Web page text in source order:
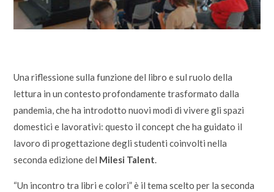
Una riflessione sulla funzione del libro e sul ruolo della
lettura in un contesto profondamente trasformato dalla
pandemia, che ha introdotto nuovi modi di vivere gli spazi
domestici e lavorativi: questo il concept che ha guidato il
lavoro di progettazione degli studenti coinvolti nella
seconda edizione del Milesi Talent.
“Un incontro tra libri e colori” è il tema scelto per la seconda